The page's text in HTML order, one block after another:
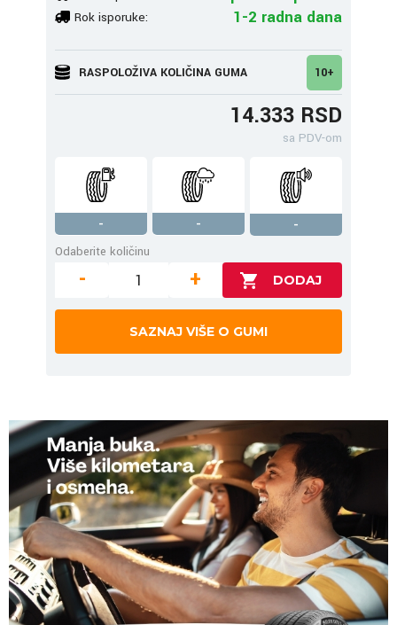
Rok isporuke: 1-2 radna dana
RASPOLOŽIVA KOLIČINA GUMA 10+
14.333 RSD
sa PDV-om
- -
-
Odaberite količinu
- +
SAZNAJ VIŠE O GUMI